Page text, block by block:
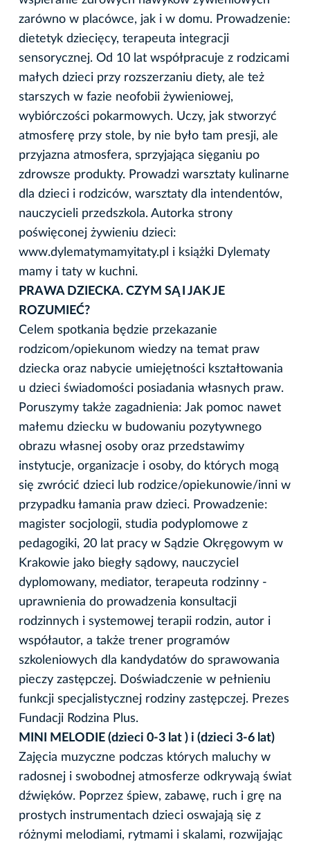
zarówno w placówce, jak i w domu. Prowadzenie:
dietetyk dziecięcy, terapeuta integracji
sensorycznej. Od 10 lat współpracuje z rodzicami
małych dzieci przy rozszerzaniu diety, ale też
starszych w fazie neofobii żywieniowej,
wybiórczości pokarmowych. Uczy, jak stworzyć
atmosferę przy stole, by nie było tam presji, ale
przyjazna atmosfera, sprzyjająca sięganiu po
zdrowsze produkty. Prowadzi warsztaty kulinarne
dla dzieci i rodziców, warsztaty dla intendentów,
nauczycieli przedszkola. Autorka strony
poświęconej żywieniu dzieci:
www.dylematymamyitaty.pl i książki Dylematy
mamy i taty w kuchni.
PRAWA DZIECKA. CZYM SĄ I JAK JE
ROZUMIEĆ?
Celem spotkania będzie przekazanie
rodzicom/opiekunom wiedzy na temat praw
dziecka oraz nabycie umiejętności kształtowania
u dzieci świadomości posiadania własnych praw.
Poruszymy także zagadnienia: Jak pomoc nawet
małemu dziecku w budowaniu pozytywnego
obrazu własnej osoby oraz przedstawimy
instytucje, organizacje i osoby, do których mogą
się zwrócić dzieci lub rodzice/opiekunowie/inni w
przypadku łamania praw dzieci. Prowadzenie:
magister socjologii, studia podyplomowe z
pedagogiki, 20 lat pracy w Sądzie Okręgowym w
Krakowie jako biegły sądowy, nauczyciel
dyplomowany, mediator, terapeuta rodzinny -
uprawnienia do prowadzenia konsultacji
rodzinnych i systemowej terapii rodzin, autor i
współautor, a także trener programów
szkoleniowych dla kandydatów do sprawowania
pieczy zastępczej. Doświadczenie w pełnieniu
funkcji specjalistycznej rodziny zastępczej. Prezes
Fundacji Rodzina Plus.
MINI MELODIE (dzieci 0-3 lat ) i (dzieci 3-6 lat)
Zajęcia muzyczne podczas których maluchy w
radosnej i swobodnej atmosferze odkrywają świat
dźwięków. Poprzez śpiew, zabawę, ruch i grę na
prostych instrumentach dzieci oswajają się z
różnymi melodiami, rytmami i skalami, rozwijając